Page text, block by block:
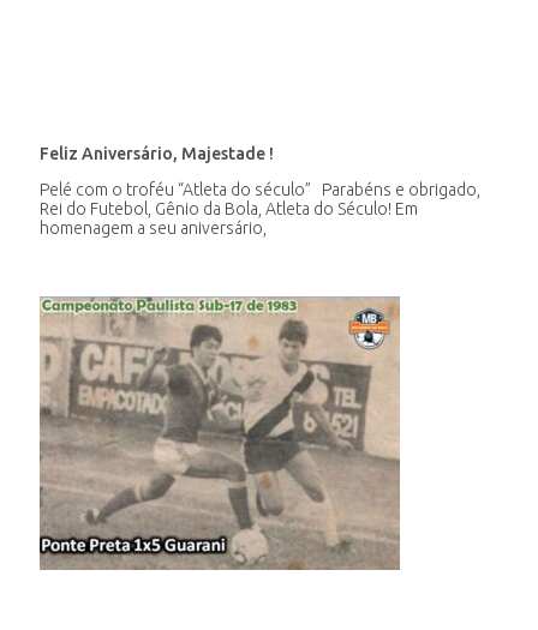
Feliz Aniversário, Majestade !
Pelé com o troféu “Atleta do século” Parabéns e obrigado,
Rei do Futebol, Gênio da Bola, Atleta do Século! Em
homenagem a seu aniversário,